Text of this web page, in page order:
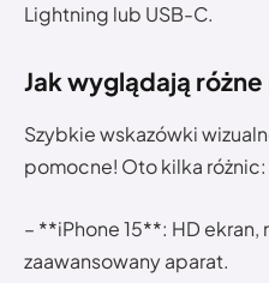
Lightning lub USB-C.
Jak wyglądają
Szybkie wskazówki
pomocne! Oto kilka różnic:
– **iPhone 15**: HD ekran,
zaawansowany aparat.